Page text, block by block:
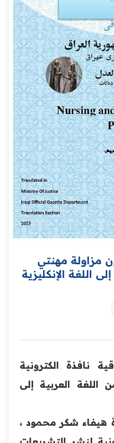
مزاولة مهنتي
اللغة الإنكليزية
نافذة الكترونية
اللغة العربية إلى
هيفاء شكر محمود ،